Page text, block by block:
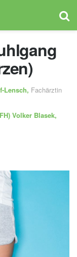
Lensch, Fachärztin
Volker Blasek,